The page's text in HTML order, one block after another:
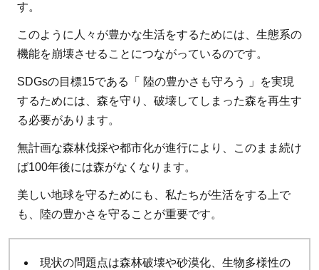
す。
このように人々が豊かな生活をするためには、生態系の
機能を崩壊させることにつながっているのです。
SDGsの目標15である「 陸の豊かさも守ろう 」を実現
するためには、森を守り、破壊してしまった森を再生す
る必要があります。
無計画な森林伐採や都市化が進行により、このまま続け
ば100年後には森がなくなります。
美しい地球を守るためにも、私たちが生活をする上で
も、陸の豊かさを守ることが重要です。
現状の問題点は森林破壊や砂漠化、生物多様性の